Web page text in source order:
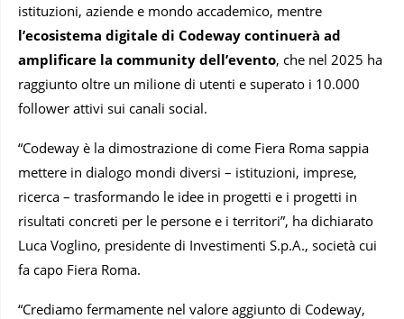
istituzioni, aziende e mondo accademico, mentre
l’ecosistema digitale di Codeway continuerà ad
amplificare la community dell’evento, che nel 2025 ha
raggiunto oltre un milione di utenti e superato i 10.000
follower attivi sui canali social.
“Codeway è la dimostrazione di come Fiera Roma sappia
mettere in dialogo mondi diversi – istituzioni, imprese,
ricerca – trasformando le idee in progetti e i progetti in
risultati concreti per le persone e i territori”, ha dichiarato
Luca Voglino, presidente di Investimenti S.p.A., società cui
fa capo Fiera Roma.
“Crediamo fermamente nel valore aggiunto di Codeway,